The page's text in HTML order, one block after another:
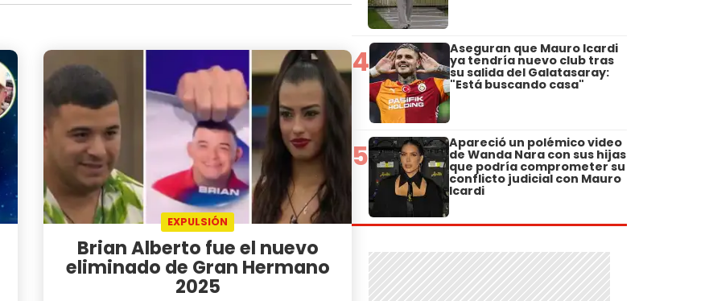
EXPULSIÓN
Brian Alberto fue el nuevo
eliminado de Gran Hermano
2025
4 Aseguran que Mauro Icardi
ya tendría nuevo club tras
su salida del Galatasaray:
"Está buscando casa"
5 Apareció un polémico video
de Wanda Nara con sus hijas
que podría comprometer su
conflicto judicial con Mauro
Icardi